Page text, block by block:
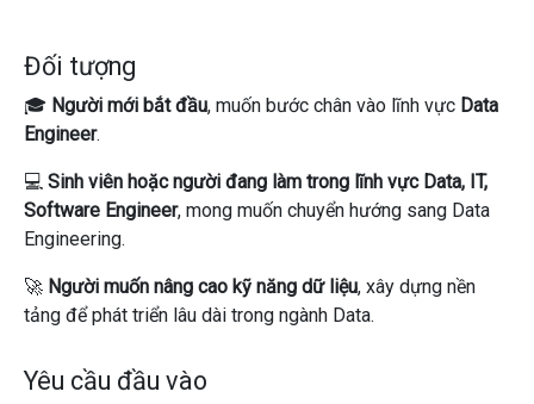
Đối tượng
🎓 Người mới bắt đầu, muốn bước chân vào lĩnh vực Data
Engineer.
💻 Sinh viên hoặc người đang làm trong lĩnh vực Data, IT,
Software Engineer, mong muốn chuyển hướng sang Data
Engineering.
🚀 Người muốn nâng cao kỹ năng dữ liệu, xây dựng nền
tảng để phát triển lâu dài trong ngành Data.
Yêu cầu đầu vào